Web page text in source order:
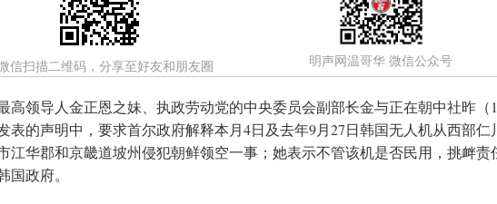
信扫描二维码，分享至好友和朋友圈 明声网温哥华 微信公众号
高领导人金正恩之妹、执政劳动党的中央委员会副部长金与正在朝中社昨（
表的声明中，要求首尔政府解释本月4日及去年9月27日韩国无人机从西部仁
江华郡和京畿道坡州侵犯朝鲜领空一事；她表示不管该机是否民用，挑衅责
国政府。